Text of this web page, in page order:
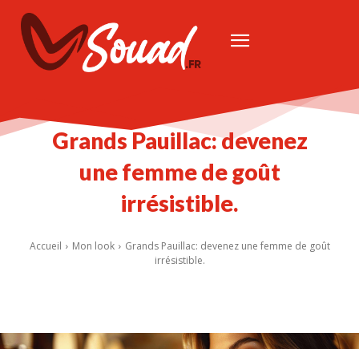
Grands Pauillac: devenez
une femme de goût
irrésistible.
Accueil Mon look
Grands Pauillac: devenez une femme de goût
irrésistible.